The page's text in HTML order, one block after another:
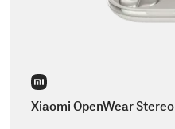
Xiaomi OpenWear Stereo